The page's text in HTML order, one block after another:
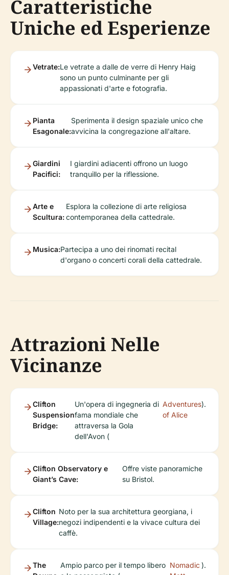
Caratteristiche
Uniche ed Esperienze
Vetrate:Le vetrate a dalle de verre di Henry Haig
sono un punto culminante per gli
appassionati d'arte e fotografia.
Pianta
Esagonale:
Sperimenta il design spaziale unico che
avvicina la congregazione all'altare.
Giardini
Pacifici:
I giardini adiacenti offrono un luogo
tranquillo per la riflessione.
Arte e
Scultura:
Esplora la collezione di arte religiosa
contemporanea della cattedrale.
Musica:Partecipa a uno dei rinomati recital
d'organo o concerti corali della cattedrale.
Attrazioni Nelle
Vicinanze
Clifton
Suspension
Bridge:
Un'opera di ingegneria di
fama mondiale che
attraversa la Gola
dell'Avon (
Adventures
of Alice
).
Clifton Observatory e
Giant’s Cave:
Offre viste panoramiche
su Bristol.
Clifton
Village:
Noto per la sua architettura georgiana, i
negozi indipendenti e la vivace cultura dei
caffè.
The
Ampio parco per il tempo libero Nomadic ).